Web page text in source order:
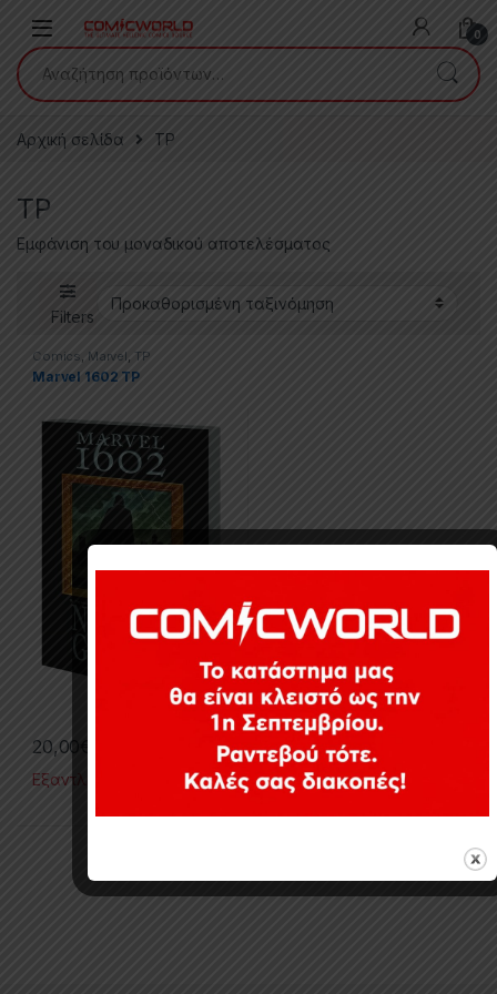
0
Αναζήτηση για:
Αρχική σελίδα TP
TP
Εμφάνιση του μοναδικού αποτελέσματος
Filters
Comics, Marvel, TP
Marvel 1602 TP
20,00
Εξαντλημένο